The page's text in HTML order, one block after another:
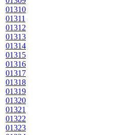
01310
01311
01312
01313
01314
01315
01316
01317
01318
01319
01320
01321
01322
01323